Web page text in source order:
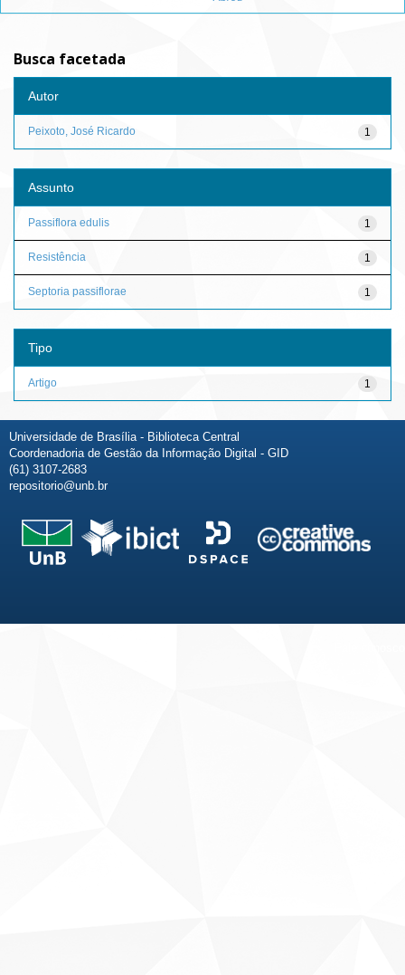
Busca facetada
Autor
1
Peixoto, José Ricardo
Assunto
1
Passiflora edulis
1
Resistência
1
Septoria passiflorae
Tipo
1
Artigo
Universidade de Brasília - Biblioteca Central
Coordenadoria de Gestão da Informação Digital - GID
(61) 3107-2683
repositorio@unb.br